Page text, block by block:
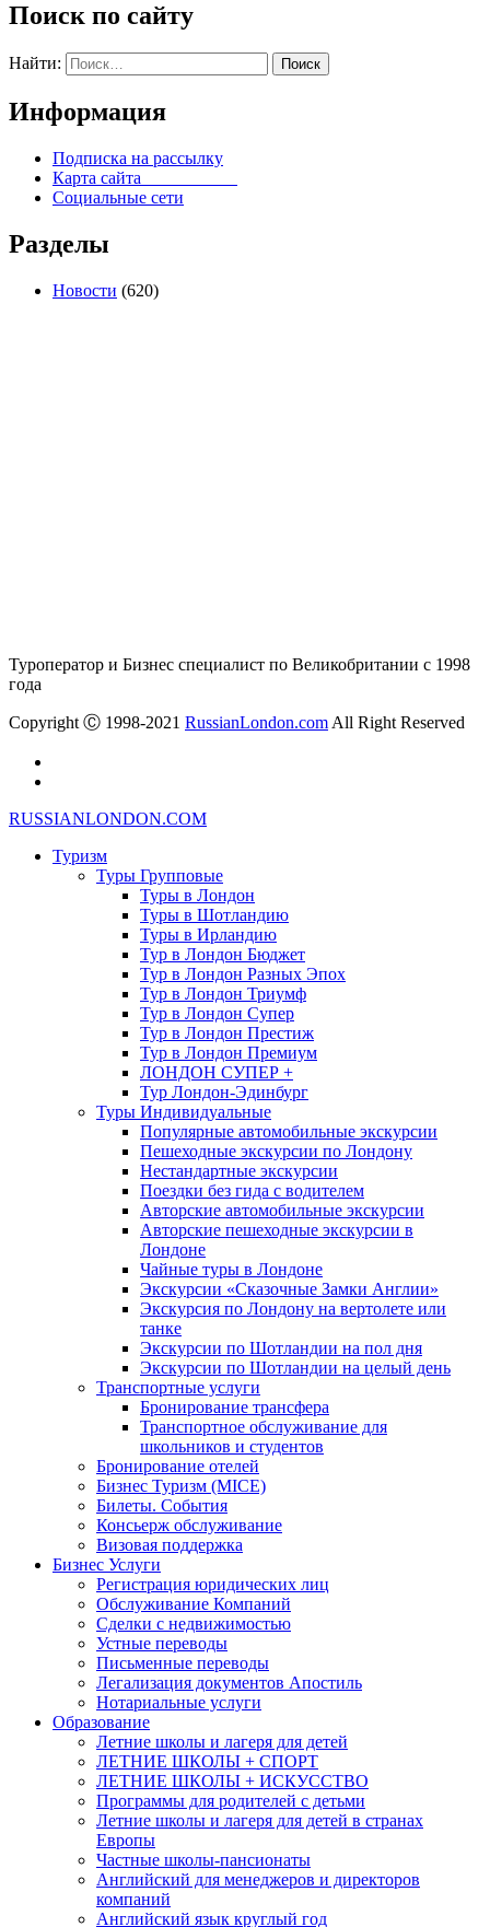
Поиск по сайту
Найти:
Информация
Подписка на рассылку
Карта сайта
Социальные сети
Разделы
Новости (620)
Туроператор и Бизнес специалист по Великобритании с 1998
года
Copyright Ⓒ 1998-2021 RussianLondon.com All Right Reserved
RUSSIANLONDON.COM
Туризм
Туры Групповые
Туры в Лондон
Туры в Шотландию
Туры в Ирландию
Тур в Лондон Бюджет
Тур в Лондон Разных Эпох
Тур в Лондон Триумф
Тур в Лондон Супер
Тур в Лондон Престиж
Тур в Лондон Премиум
ЛОНДОН СУПЕР +
Тур Лондон-Эдинбург
Туры Индивидуальные
Популярные автомобильные экскурсии
Пешеходные экскурсии по Лондону
Нестандартные экскурсии
Поездки без гида с водителем
Авторские автомобильные экскурсии
Авторские пешеходные экскурсии в
Лондоне
Чайные туры в Лондоне
Экскурсии «Сказочные Замки Англии»
Экскурсия по Лондону на вертолете или
танке
Экскурсии по Шотландии на пол дня
Экскурсии по Шотландии на целый день
Транспортные услуги
Бронирование трансфера
Транспортное обслуживание для
школьников и студентов
Бронирование отелей
Бизнес Туризм (MICE)
Билеты. События
Консьерж обслуживание
Визовая поддержка
Бизнес Услуги
Регистрация юридических лиц
Обслуживание Компаний
Сделки с недвижимостью
Устные переводы
Письменные переводы
Легализация документов Апостиль
Нотариальные услуги
Образование
Летние школы и лагеря для детей
ЛЕТНИЕ ШКОЛЫ + СПОРТ
ЛЕТНИЕ ШКОЛЫ + ИСКУССТВО
Программы для родителей с детьми
Летние школы и лагеря для детей в странах
Европы
Частные школы-пансионаты
Английский для менеджеров и директоров
компаний
Английский язык круглый год